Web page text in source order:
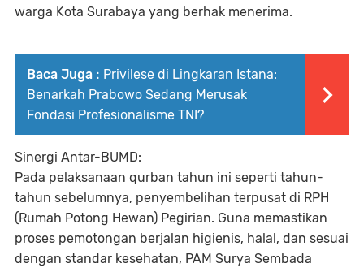
warga Kota Surabaya yang berhak menerima.
Baca Juga : Privilese di Lingkaran Istana:
Benarkah Prabowo Sedang Merusak
Fondasi Profesionalisme TNI?
Sinergi Antar-BUMD:
Pada pelaksanaan qurban tahun ini seperti tahun-
tahun sebelumnya, penyembelihan terpusat di RPH
(Rumah Potong Hewan) Pegirian. Guna memastikan
proses pemotongan berjalan higienis, halal, dan sesuai
dengan standar kesehatan, PAM Surya Sembada